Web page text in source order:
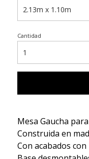
Cantidad
Mesa Gaucha
Construida en
Con acabados